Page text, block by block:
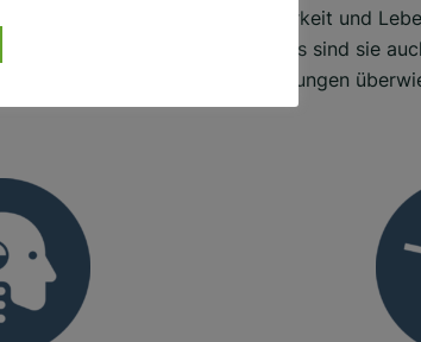
wirken.
Haltbarkeit und
Betriebs sind sie
Bedingungen